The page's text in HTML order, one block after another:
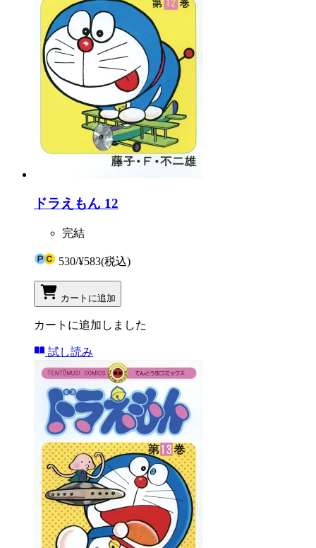
ドラえもん 12
完結
530/¥583(税込)
カートに追加
カートに追加しました
試し読み